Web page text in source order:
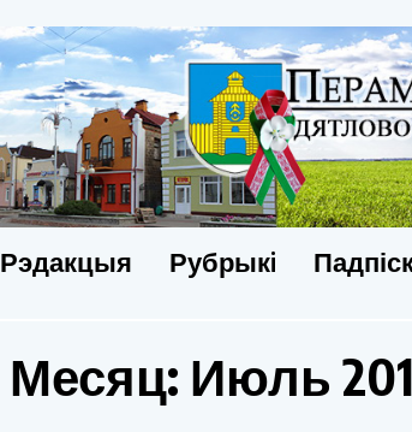
Рэдакцыя Рубрыкi
Месяц: Июль